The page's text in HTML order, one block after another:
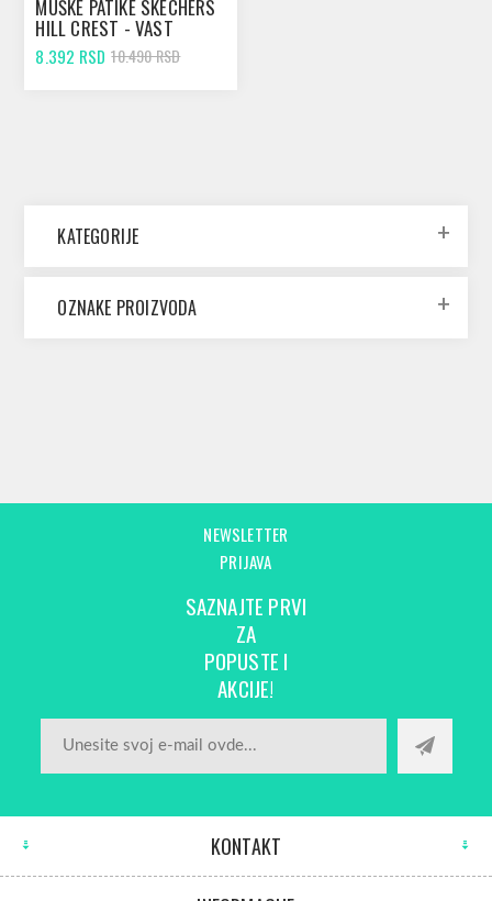
MUŠKE PATIKE SKECHERS
HILL CREST - VAST
ADVENTURE BLACK
8.392 RSD 10.490 RSD
KATEGORIJE
OZNAKE PROIZVODA
NEWSLETTER
PRIJAVA
SAZNAJTE PRVI
ZA
POPUSTE I
AKCIJE!
KONTAKT